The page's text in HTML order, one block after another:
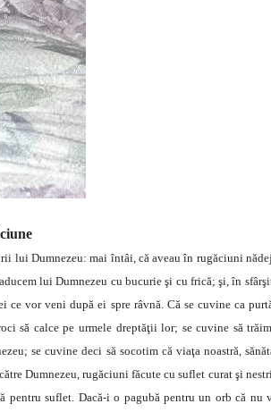
lui Dumnezeu: mai întâi, că aveau în rugăciuni
lui Dumnezeu cu bucurie şi cu frică; şi, în
ce vor veni după ei spre râvnă. Că se cuvine ca
să calce pe urmele dreptăţii lor; se cuvine să
se cuvine deci să socotim că viaţa noastră,
Dumnezeu, rugăciuni făcute cu suflet curat şi
pentru suflet. Dacă-i o pagubă pentru un orb că nu